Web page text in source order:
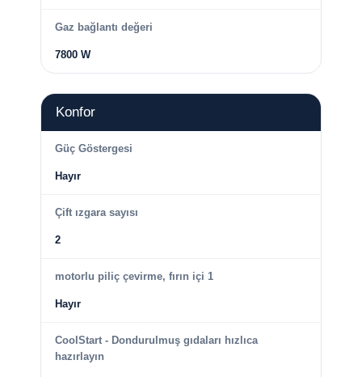
Gaz bağlantı değeri
7800 W
Konfor
Güç Göstergesi
Hayır
Çift ızgara sayısı
2
motorlu piliç çevirme, fırın içi 1
Hayır
CoolStart - Dondurulmuş gıdaları hızlıca
hazırlayın